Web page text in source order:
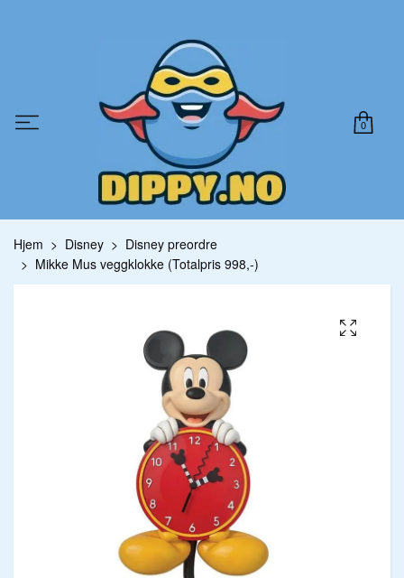
0
Hjem Disney
Disney preordre
Mikke Mus veggklokke (Totalpris 998,-)